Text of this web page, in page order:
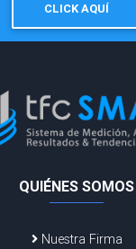
CLICK AQUÍ
QUIÉNES SOMOS
Nuestra Firma